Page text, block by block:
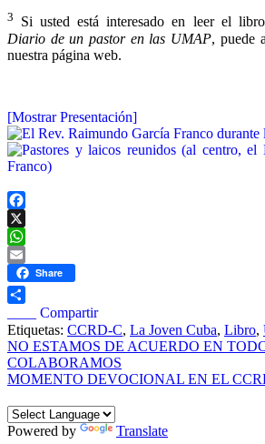
3 Si usted está interesado en leer el libro
Diario de un pastor en las UMAP, puede
nuestra página web.
[Mostrar Presentación]
Facebook
X
WhatsApp
EmailShare
____ Compartir
Etiquetas: CCRD-C, La Joven Cuba, Libro,
Navegación
de
NO ESTAMOS DE ACUERDO EN
COLABORAMOS
MOMENTO DEVOCIONAL EN EL
Powered by Translate